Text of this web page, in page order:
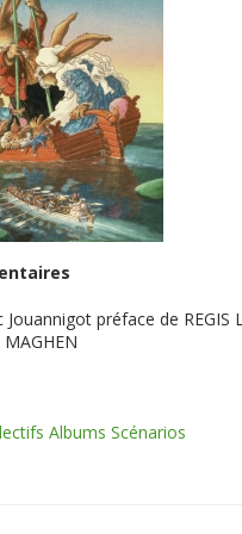
préface de REGIS
Albums Scénarios